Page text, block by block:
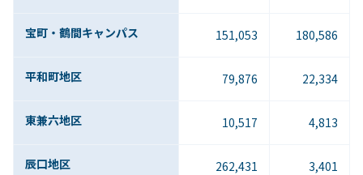
宝町・鶴間キャンパス 151,053 180,586
平和町地区 79,876 22,334
東兼六地区 10,517 4,813
辰口地区 262,431 3,401